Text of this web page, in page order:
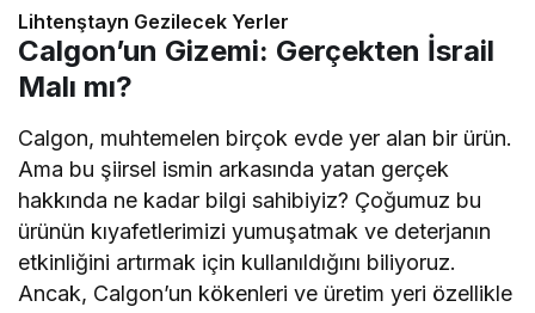
Lihtenştayn Gezilecek Yerler
Calgon’un Gizemi: Gerçekten İsrail
Malı mı?
Calgon, muhtemelen birçok evde yer alan bir ürün.
Ama bu şiirsel ismin arkasında yatan gerçek
hakkında ne kadar bilgi sahibiyiz? Çoğumuz bu
ürünün kıyafetlerimizi yumuşatmak ve deterjanın
etkinliğini artırmak için kullanıldığını biliyoruz.
Ancak, Calgon’un kökenleri ve üretim yeri özellikle